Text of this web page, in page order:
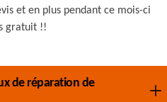
et en plus pendant ce mois-ci
gratuit !!
de réparation de